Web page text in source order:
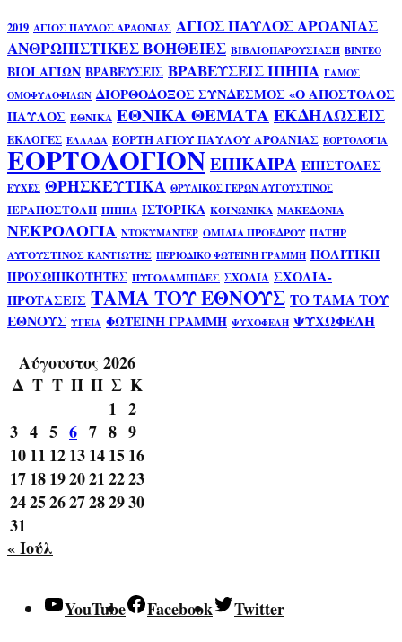
2019 ΑΓΙΟΣ ΠΑΥΛΟΣ ΑΡΑΟΝΙΑΣ ΑΓΙΟΣ ΠΑΥΛΟΣ ΑΡΟΑΝΙΑΣ
ΑΝΘΡΩΠΙΣΤΙΚΕΣ ΒΟΗΘΕΙΕΣ ΒΙΒΛΙΟΠΑΡΟΥΣΙΑΣΗ ΒΙΝΤΕΟ
ΒΙΟΙ ΑΓΙΩΝ ΒΡΑΒΕΥΣΕΙΣ ΒΡΑΒΕΥΣΕΙΣ ΙΠΗΠΑ ΓΑΜΟΣ
ΟΜΟΦΥΛΟΦΙΛΩΝ ΔΙΟΡΘΟΔΟΞΟΣ ΣΥΝΔΕΣΜΟΣ «Ο ΑΠΟΣΤΟΛΟΣ
ΠΑΥΛΟΣ ΕΘΝΙΚΑ ΕΘΝΙΚΑ ΘΕΜΑΤΑΕΚΔΗΛΩΣΕΙΣ
ΕΚΛΟΓΕΣ ΕΛΛΑΔΑ ΕΟΡΤΗ ΑΓΙΟΥ ΠΑΥΛΟΥ ΑΡΟΑΝΙΑΣ ΕΟΡΤΟΛΟΓΙΑ
ΕΟΡΤΟΛΟΓΙΟΝΕΠΙΚΑΙΡΑ ΕΠΙΣΤΟΛΕΣ
ΕΥΧΕΣ ΘΡΗΣΚΕΥΤΙΚΑ ΘΡΥΛΙΚΟΣ ΓΕΡΩΝ ΑΥΓΟΥΣΤΙΝΟΣ
ΙΕΡΑΠΟΣΤΟΛΗ ΙΠΗΠΑ ΙΣΤΟΡΙΚΑ ΚΟΙΝΩΝΙΚΑ ΜΑΚΕΔΟΝΙΑ
ΝΕΚΡΟΛΟΓΙΑ ΝΤΟΚΥΜΑΝΤΕΡ ΟΜΙΛΙΑ ΠΡΟΕΔΡΟΥ ΠΑΤΗΡ
ΑΥΓΟΥΣΤΙΝΟΣ ΚΑΝΤΙΩΤΗΣ ΠΕΡΙΟΔΙΚΟ ΦΩΤΕΙΝΗ ΓΡΑΜΜΗ ΠΟΛΙΤΙΚΗ
ΠΡΟΣΩΠΙΚΟΤΗΤΕΣ ΠΥΓΟΛΑΜΠΙΔΕΣ ΣΧΟΛΙΑ ΣΧΟΛΙΑ-
ΠΡΟΤΑΣΕΙΣ ΤΑΜΑ ΤΟΥ ΕΘΝΟΥΣ ΤΟ ΤΑΜΑ ΤΟΥ
ΕΘΝΟΥΣ ΥΓΕΙΑ ΦΩΤΕΙΝΗ ΓΡΑΜΜΗ ΨΥΧΟΦΕΛΗ ΨΥΧΩΦΕΛΗ
Αύγουστος 2026
Δ Τ Τ Π Π Σ Κ
1 2
3 4 5 6 7 8 9
1011 1213141516
17181920212223
24252627282930
31
« Ιούλ
YouTube Facebook Twitter